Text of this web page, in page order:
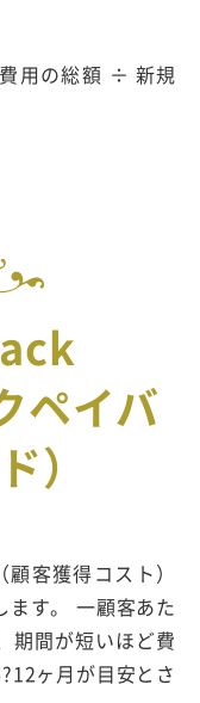
用の総額 ÷ 新規
ペイバ
）
客獲得コスト）
ます。 一顧客あた
期間が短いほど費
ヶ月が目安とさ